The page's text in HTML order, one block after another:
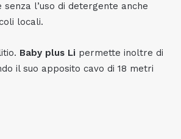
l’uso di detergente anche
locali.
Baby plus Li permette inoltre di
il suo apposito cavo di 18 metri